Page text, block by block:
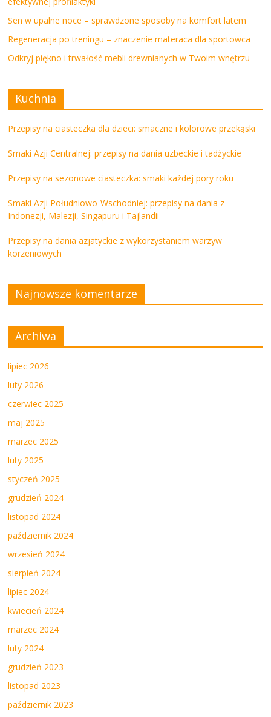
Sen w upalne noce – sprawdzone sposoby na komfort latem
Regeneracja po treningu – znaczenie materaca dla sportowca
Odkryj piękno i trwałość mebli drewnianych w Twoim wnętrzu
Kuchnia
Przepisy na ciasteczka dla dzieci: smaczne i kolorowe przekąski
Smaki Azji Centralnej: przepisy na dania uzbeckie i tadżyckie
Przepisy na sezonowe ciasteczka: smaki każdej pory roku
Smaki Azji Południowo-Wschodniej: przepisy na dania z
Indonezji, Malezji, Singapuru i Tajlandii
Przepisy na dania azjatyckie z wykorzystaniem warzyw
korzeniowych
Najnowsze komentarze
Archiwa
lipiec 2026
luty 2026
czerwiec 2025
maj 2025
marzec 2025
luty 2025
styczeń 2025
grudzień 2024
listopad 2024
październik 2024
wrzesień 2024
sierpień 2024
lipiec 2024
kwiecień 2024
marzec 2024
luty 2024
grudzień 2023
listopad 2023
październik 2023